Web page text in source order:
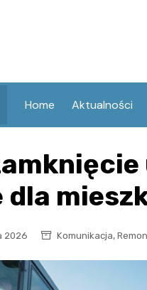
Home Aktualności
2026 Komunikacja,